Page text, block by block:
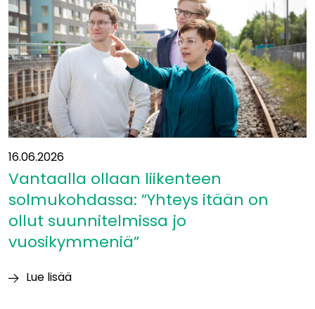
16.06.2026
Vantaalla ollaan liikenteen
solmukohdassa: ”Yhteys itään on
ollut suunnitelmissa jo
vuosikymmeniä”
Lue lisää